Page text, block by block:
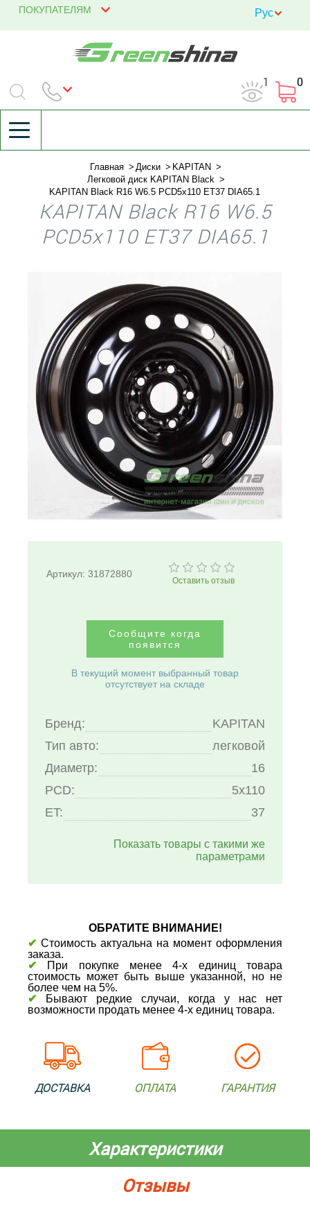
ПОКУПАТЕЛЯМ
1 0
Главная Диски
KAPITAN
Легковой диск KAPITAN Black
KAPITAN Black R16 W6.5 PCD5x110 ET37 DIA65.1
KAPITAN Black R16 W6.5
PCD5x110 ET37 DIA65.1
Артикул: 31872880
Оставить отзыв
Сообщите когда
появится
В текущий момент выбранный товар
отсутствует на складе
Бренд:
KAPITAN
Тип авто:
легковой
Диаметр:
16
PCD:
5x110
ET:
37
Показать товары с такими же
параметрами
ОБРАТИТЕ ВНИМАНИЕ!
✔ Стоимость актуальна на момент оформления
заказа.
✔
При покупке менее 4-х единиц товара
стоимость может быть выше указанной, но не
более чем на 5%.
✔
Бывают редкие случаи, когда у нас нет
возможности продать менее 4-х единиц товара.
ДОСТАВКА ОПЛАТА ГАРАНТИЯ
Характеристики
Отзывы